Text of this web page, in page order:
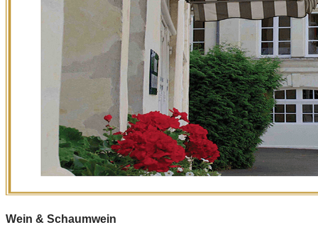
Wein & Schaumwein